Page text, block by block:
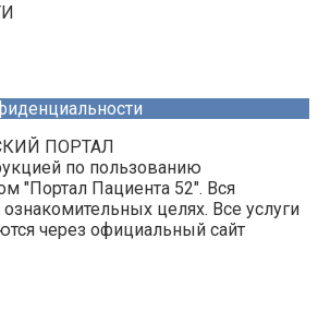
ПОРТАЛ
по пользованию
"Портал Пациента 52". Вся
целях. Все услуги
через официальный сайт